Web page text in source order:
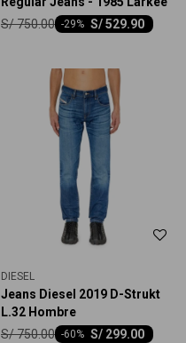
S/529.90
-29
S/750.00
DIESEL
Jeans Diesel 2019 D-Strukt
L.32 Hombre
S/ 299.00
-60
S/750.00